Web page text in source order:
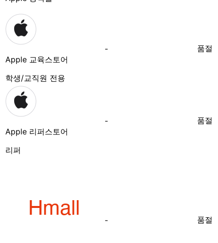
Apple 교육스토어
학생/교직원 전용
- 품절
Apple 리퍼스토어
리퍼
- 품절
- 품절